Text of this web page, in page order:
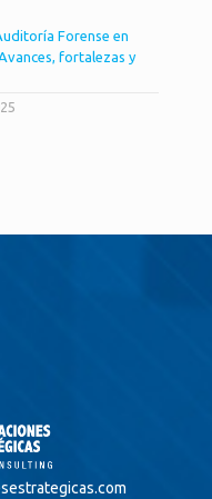
Forense en
fortalezas y